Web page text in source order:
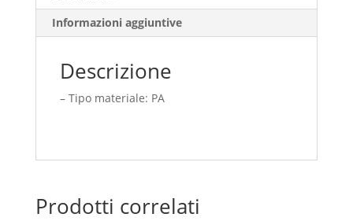
Informazioni aggiuntive
Descrizione
– Tipo materiale: PA
Prodotti correlati